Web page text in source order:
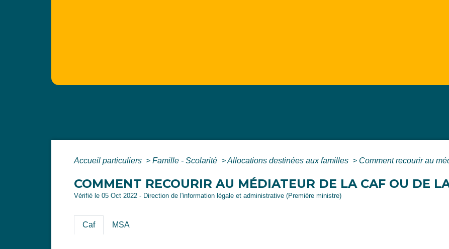
Accueil particuliers > Famille - Scolarité >Allocations destinées aux familles > Comment recourir au
COMMENT RECOURIR AU MÉDIATEUR DE LA CAF OU DE
Vérifié le 05 Oct 2022 - Direction de l'information légale et administrative (Première ministre)
Caf MSA